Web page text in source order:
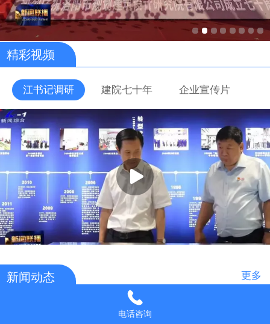
精彩视频
江书记调研 建院七十年 企业宣传片
新闻动态 更多
电话咨询